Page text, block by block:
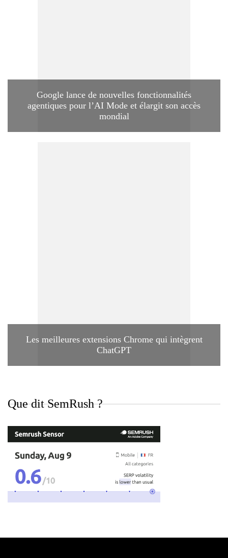
Google lance de nouvelles fonctionnalités
agentiques pour l’AI Mode et élargit son accès
mondial
Les meilleures extensions Chrome qui intègrent
ChatGPT
Que dit SemRush ?